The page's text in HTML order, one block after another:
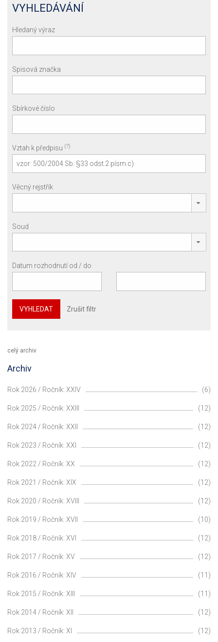
VYHLEDÁVÁNÍ
Hledaný výraz
Spisová značka
Sbírkové číslo
Vztah k předpisu (?)
Věcný rejstřík
Soud
Datum rozhodnutí od / do
VYHLEDAT Zrušit filtr
celý archiv
Archiv
Rok 2026 / Ročník: XXIV (6)
Rok 2025 / Ročník: XXIII (12)
Rok 2024 / Ročník: XXII (12)
Rok 2023 / Ročník: XXI (12)
Rok 2022 / Ročník: XX (12)
Rok 2021 / Ročník: XIX (12)
Rok 2020 / Ročník: XVIII (12)
Rok 2019 / Ročník: XVII (10)
Rok 2018 / Ročník: XVI (12)
Rok 2017 / Ročník: XV (12)
Rok 2016 / Ročník: XIV (11)
Rok 2015 / Ročník: XIII (11)
Rok 2014 / Ročník: XII (12)
Rok 2013 / Ročník: XI (12)